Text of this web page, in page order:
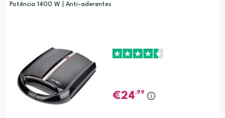
Potência 1400 W | Anti-aderentes
24,99